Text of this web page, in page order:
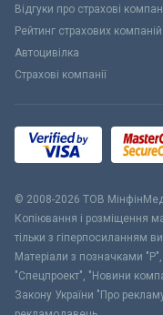
Відгуки про страхові
Рейтинг страхових компаній
Автоцивілка
Страхові компанії
© 2008-2026 ТОВ
Копіювання і розміщення
тільки з гіперпосиланням
Матеріали з позначками
"Спецпроект", "Новини
Закону України "Про